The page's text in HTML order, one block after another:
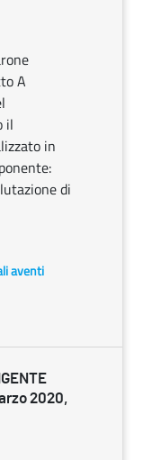
A
il
in
di
aventi
2020,